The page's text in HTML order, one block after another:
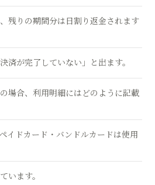
残りの期間分は日割り返金されます
済が完了していない」と出ます。
場合、利用明細にはどのように記載
イドカード・バンドルカードは使用
います。